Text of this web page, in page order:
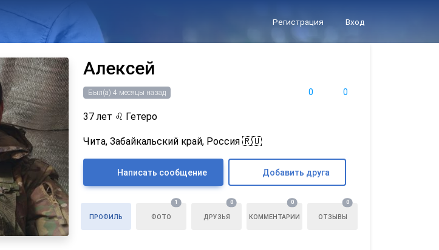
Регистрация Вход
Алексей
0 0
Был(а) 4 месяцы назад
37 лет ♌ Гетеро
Чита, Забайкальский край, Россия 🇷🇺
Написать сообщение Добавить друга
ПРОФИЛЬ ФОТО
1
ДРУЗЬЯ
0
КОММЕНТАРИИ
0
ОТЗЫВЫ
0